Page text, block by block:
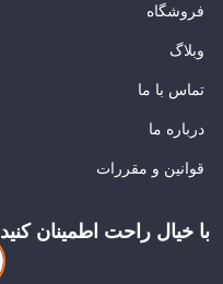
فروشگاه
وبلاگ
تماس با ما
درباره ما
قوانین و مقررات
با خیال راحت اطمینان کنید